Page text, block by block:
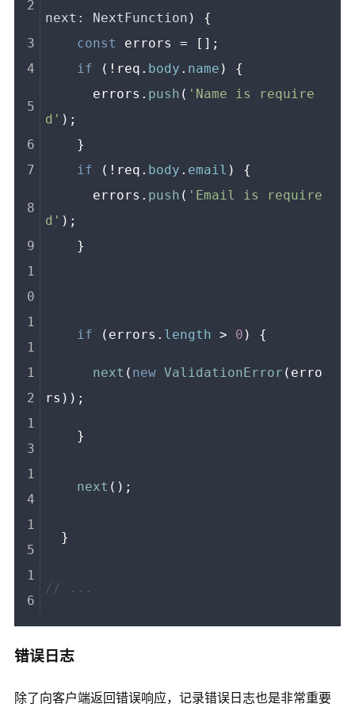
next: NextFunction ) {
const
errors = [];
if (!req. body . name ) {
      errors.
push ( 'Name is require
d' );
    }
if (!req. body . email ) {
      errors.
push ( 'Email is require
d' );
    }
if (errors. length > 0 ) {
next ( new ValidationError (erro
rs));
    }
next ();
  }
// ...
错误日志
除了向客户端返回错误响应，记录错误日志也是非常重要